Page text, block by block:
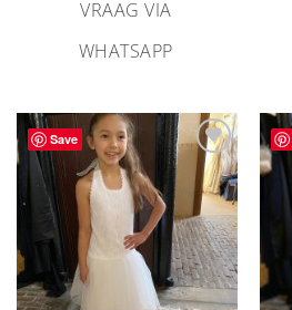
VRAAG VIA
WHATSAPP
Save
Aan
verlanglijst
toevoegen